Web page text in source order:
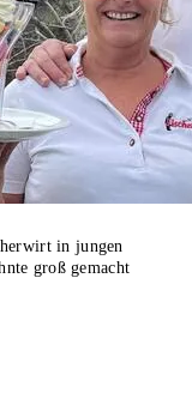
in jungen
groß gemacht